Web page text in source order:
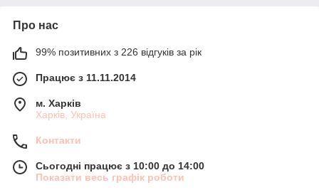
Про нас
99% позитивних з 226 відгуків за рік
Працює з 11.11.2014
м. Харків
Харків, Україна
Контакти
Сьогодні працює з 10:00 до 14:00
Показати весь графік роботи